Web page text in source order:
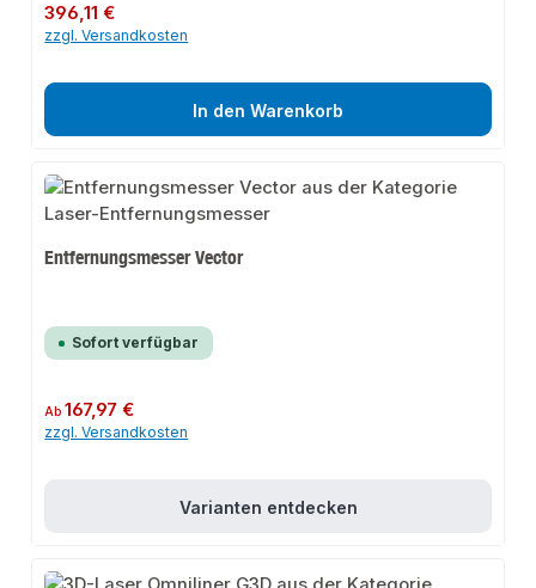
Regulärer Preis:
396,11 €
zzgl. Versandkosten
In den Warenkorb
Entfernungsmesser Vector
Sofort verfügbar
Regulärer Preis:
Ab167,97 €
zzgl. Versandkosten
Varianten entdecken